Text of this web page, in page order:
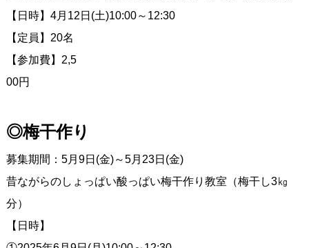
【日時】4月12日(土)10:00～12:30
【定員】20名
【参加費】2,5
00円
◎梅干作り
募集期間：5月9日(金)～5月23日(金)
昔ながらのしょっぱい酸っぱい梅干作り教室（梅干し3㎏
分）
【日時】